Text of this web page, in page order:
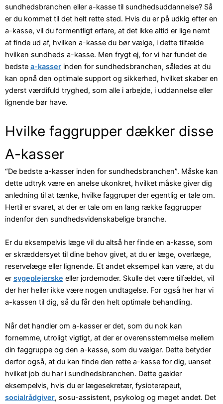
sundhedsbranchen eller a-kasse til sundhedsuddannelse? Så
er du kommet til det helt rette sted. Hvis du er på udkig efter en
a-kasse, vil du formentligt erfare, at det ikke altid er lige nemt
at finde ud af, hvilken a-kasse du bør vælge, i dette tilfælde
hvilken sundheds a-kasse. Men frygt ej, for vi har fundet de
bedste a-kasser inden for sundhedsbranchen, således at du
kan opnå den optimale support og sikkerhed, hvilket skaber en
yderst værdifuld tryghed, som alle i arbejde, i uddannelse eller
lignende bør have.
Hvilke faggrupper dækker disse
A-kasser
“De bedste a-kasser inden for sundhedsbranchen”. Måske kan
dette udtryk være en anelse ukonkret, hvilket måske giver dig
anledning til at tænke, hvilke faggruper der egentlig er tale om.
Hertil er svaret, at der er tale om en lang række faggrupper
indenfor den sundhedsvidenskabelige branche.
Er du eksempelvis læge vil du altså her finde en a-kasse, som
er skræddersyet til dine behov givet, at du er læge, overlæge,
reservelæge eller lignende. Et andet eksempel kan være, at du
er sygeplejerske eller jordemoder. Skulle det være tilfældet, vil
der her heller ikke være nogen undtagelse. For også her har vi
a-kassen til dig, så du får den helt optimale behandling.
Når det handler om a-kasser er det, som du nok kan
fornemme, utroligt vigtigt, at der er overensstemmelse mellem
din faggruppe og den a-kasse, som du vælger. Dette betyder
derfor også, at du kan finde den rette a-kasse for dig, uanset
hvilket job du har i sundhedsbranchen. Dette gælder
eksempelvis, hvis du er lægesekretær, fysioterapeut,
socialrådgiver, sosu-assistent, psykolog og meget andet. Det